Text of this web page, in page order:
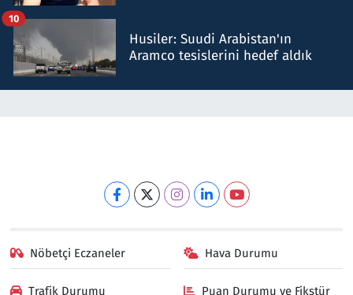
Husiler: Suudi Arabistan'ın
Aramco tesislerini hedef aldık
10
Nöbetçi Eczaneler Hava Durumu
Trafik Durumu Puan Durumu ve Fikstür